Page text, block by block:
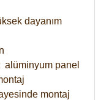
dayanım
alüminyum panel
montaj